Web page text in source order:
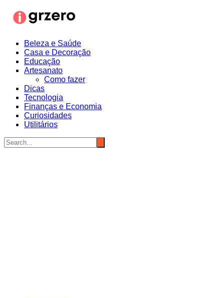
para
Beleza e Saúde
Casa e Decoração
Educação
Artesanato
Como fazer
Dicas
Tecnologia
Finanças e Economia
Curiosidades
Utilitários